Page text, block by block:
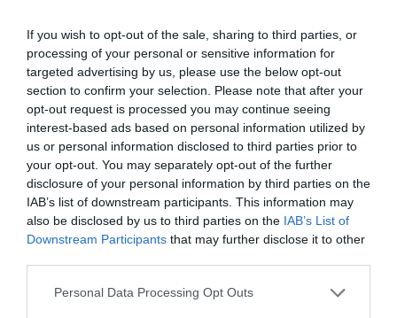
If you wish to opt-out of the sale, sharing to third parties, or
processing of your personal or sensitive information for
targeted advertising by us, please use the below opt-out
section to confirm your selection. Please note that after your
opt-out request is processed you may continue seeing
interest-based ads based on personal information utilized by
us or personal information disclosed to third parties prior to
your opt-out. You may separately opt-out of the further
disclosure of your personal information by third parties on the
IAB’s list of downstream participants. This information may
also be disclosed by us to third parties on the IAB’s List of
Downstream Participants that may further disclose it to other
Personal Data Processing Opt Outs